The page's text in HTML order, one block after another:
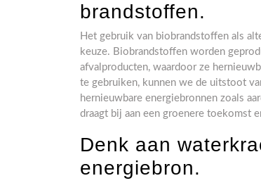
brandstoffen.
Het gebruik van biobrandstoffen als
keuze. Biobrandstoffen worden
afvalproducten, waardoor ze
te gebruiken, kunnen we de uitstoot
hernieuwbare energiebronnen zoals
draagt bij aan een groenere toekomst
Denk aan
energiebron.